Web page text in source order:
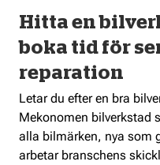
Hitta en
boka tid för
reparation
Letar du efter en bra
Mekonomen bilverkstad
alla bilmärken, nya som
arbetar branschens